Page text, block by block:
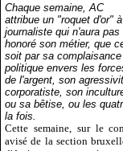
Chaque semaine, AC
attribue un "roquet d'or"
journaliste qui n'aura pas
honoré son métier, que
soit par sa complaisance
politique envers les
de l'argent, son
corporatiste, son
ou sa bêtise, ou les
la fois.
Cette semaine, sur le
avisé de la section